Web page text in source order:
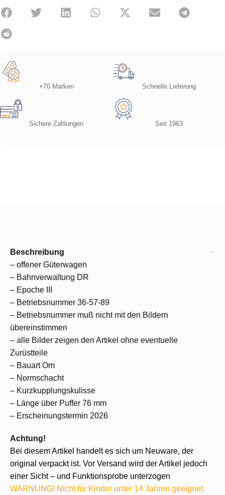
+70 Marken Schnelle Lieferung
Sichere Zahlungen Seit 1963
Beschreibung
– offener Güterwagen
– Bahnverwaltung DR
– Epoche III
– Betriebsnummer 36-57-89
– Betriebsnummer muß nicht mit den Bildern
übereinstimmen
– alle Bilder zeigen den Artikel ohne eventuelle
Zurüstteile
– Bauart Om
– Normschacht
– Kurzkupplungskulisse
– Länge über Puffer 76 mm
– Erscheinungstermin 2026
Achtung!
Bei diesem Artikel handelt es sich um Neuware, der
original verpackt ist. Vor Versand wird der Artikel jedoch
einer Sicht – und Funktionsprobe unterzogen
WARNUNG! Nicht für Kinder unter 14 Jahren geeignet.